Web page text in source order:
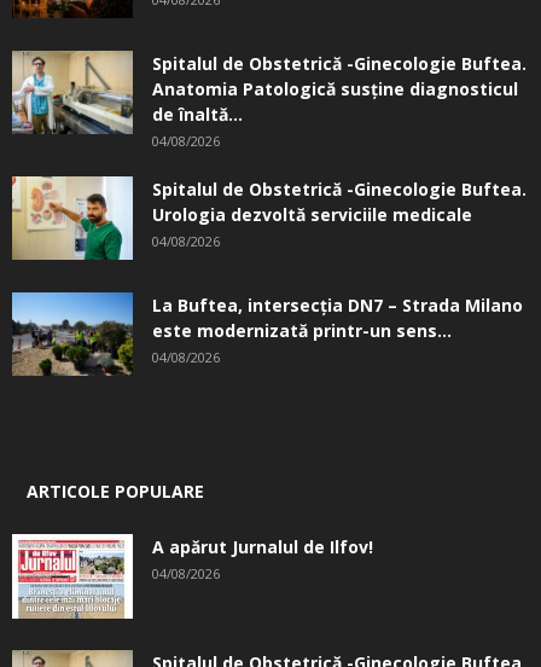
Spitalul de Obstetrică -Ginecologie Buftea.
Anatomia Patologică susţine diagnosticul
de înaltă...
04/08/2026
Spitalul de Obstetrică -Ginecologie Buftea.
Urologia dezvoltă serviciile medicale
04/08/2026
La Buftea, intersecţia DN7 – Strada Milano
este modernizată printr-un sens...
04/08/2026
ARTICOLE POPULARE
A apărut Jurnalul de Ilfov!
04/08/2026